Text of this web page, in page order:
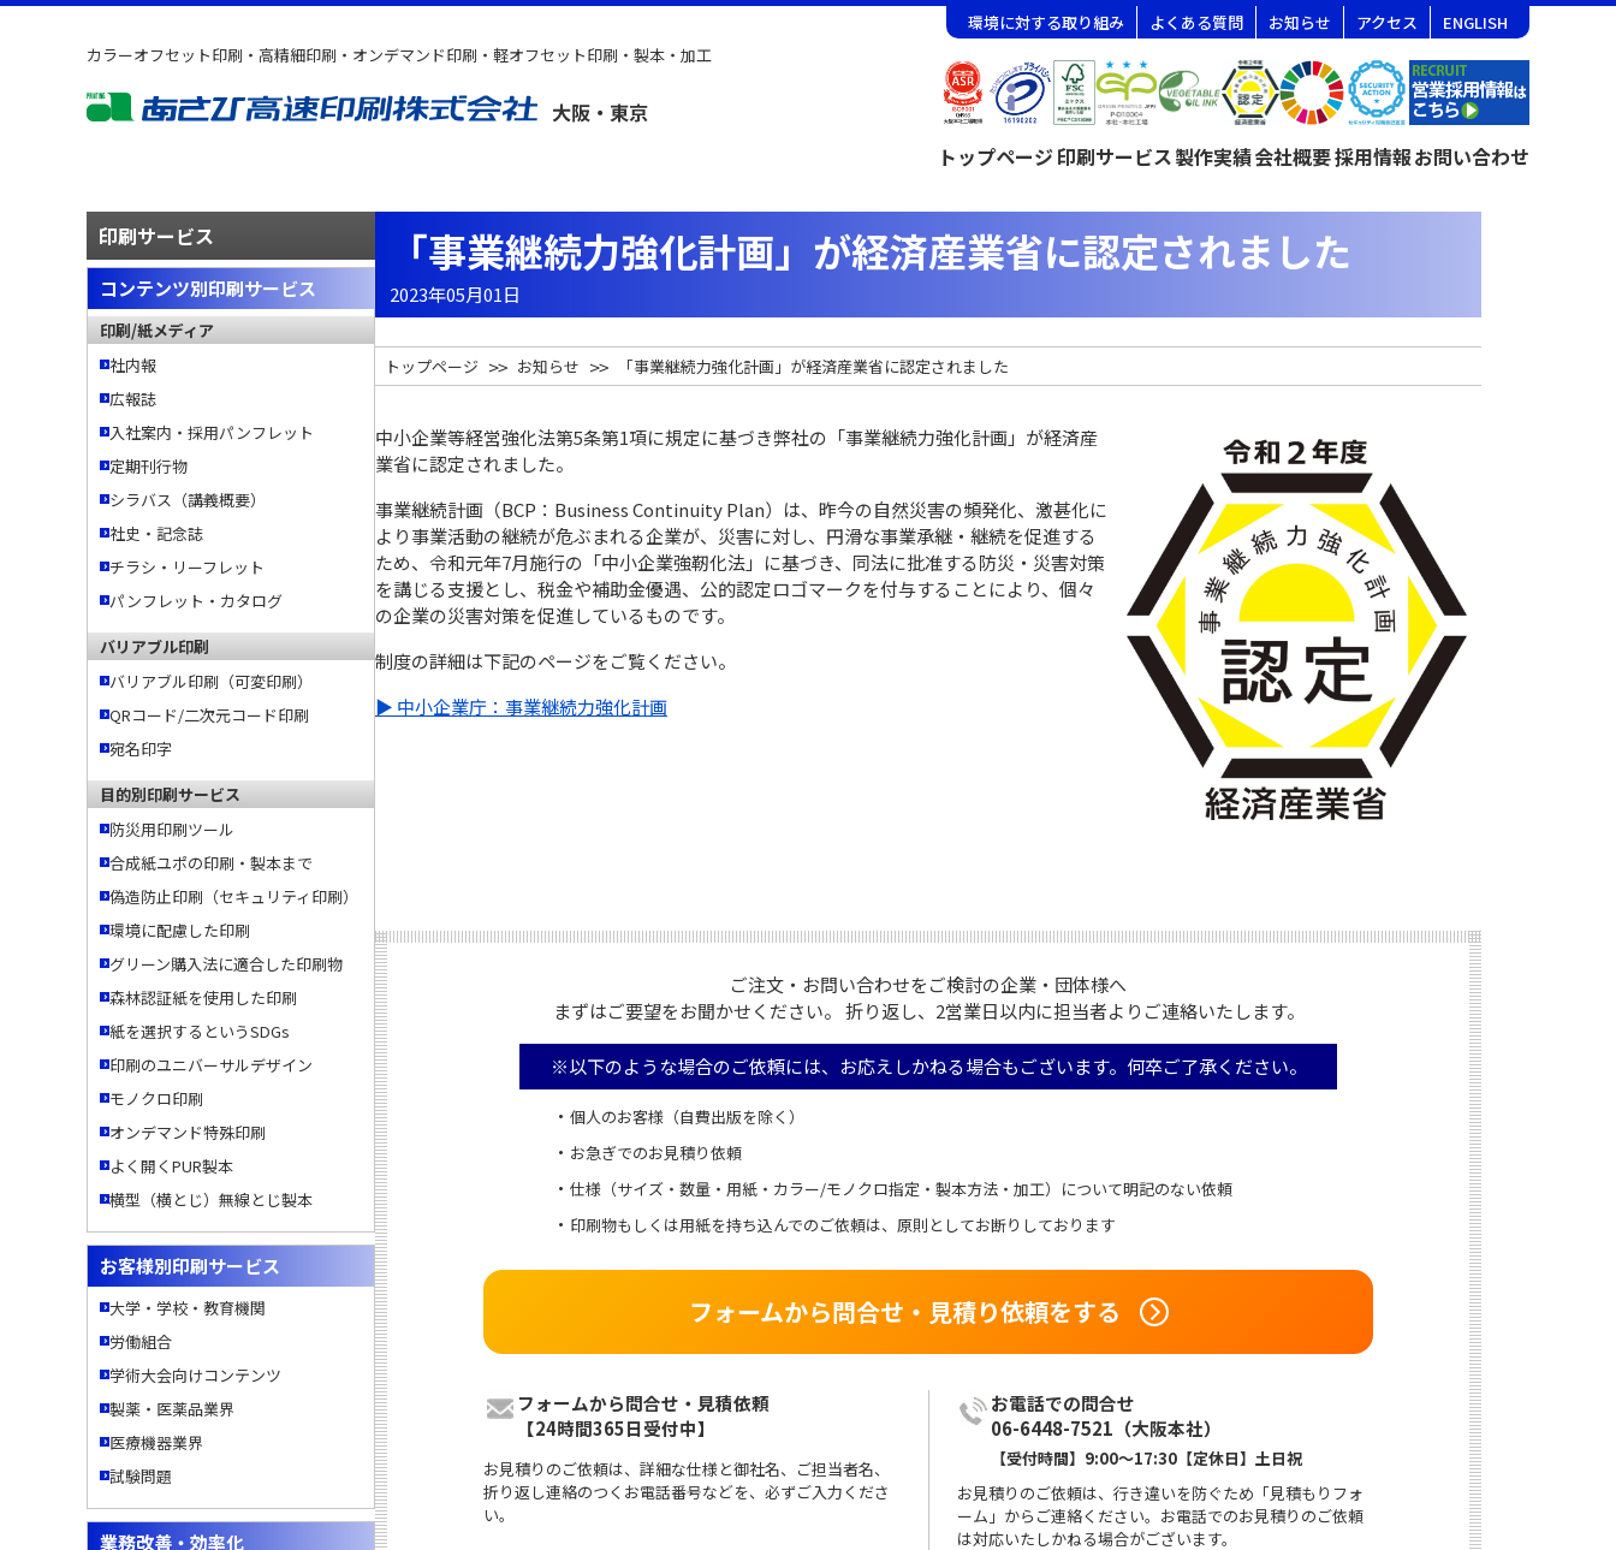
環境に対する取り組み よくある質問 お知らせ アクセス
ENGLISH
カラーオフセット印刷・高精細印刷・オンデマンド印刷・軽オフセット印刷・製本・加工
トップページ印刷サービス製作実績会社概要採用情報お問い合わせ
印刷サービス
コンテンツ別印刷サービス
バリアブル印刷
バリアブル印刷（可変印刷）
QRコード/二次元コード印刷
宛名印字
目的別印刷サービス
防災用印刷ツール
合成紙ユポの印刷・製本まで
偽造防止印刷（セキュリティ印刷）
環境に配慮した印刷
グリーン購入法に適合した印刷物
森林認証紙を使用した印刷
紙を選択するというSDGs
印刷のユニバーサルデザイン
モノクロ印刷
オンデマンド特殊印刷
よく開くPUR製本
横型（横とじ）無線とじ製本
印刷/紙メディア
社内報
広報誌
入社案内・採用パンフレット
定期刊行物
シラバス（講義概要）
社史・記念誌
チラシ・リーフレット
パンフレット・カタログ
お客様別印刷サービス
大学・学校・教育機関
労働組合
学術大会向けコンテンツ
製薬・医薬品業界
医療機器業界
試験問題
業務改善・効率化
「事業継続力強化計画」が経済産業省に認定されました
2023年05月01日
トップページ お知らせ 「事業継続力強化計画」が経済産業省に認定されました
中小企業等経営強化法第5条第1項に規定に基づき弊社の「事業継続力強化計画」が経済産
業省に認定されました。
事業継続計画（BCP：Business Continuity Plan）は、昨今の自然災害の頻発化、激甚化に
より事業活動の継続が危ぶまれる企業が、災害に対し、円滑な事業承継・継続を促進する
ため、令和元年7月施行の「中小企業強靭化法」に基づき、同法に批准する防災・災害対策
を講じる支援とし、税金や補助金優遇、公的認定ロゴマークを付与することにより、個々
の企業の災害対策を促進しているものです。
制度の詳細は下記のページをご覧ください。
▶ 中小企業庁：事業継続力強化計画
ご注文・お問い合わせをご検討の企業・団体様へ
まずはご要望をお聞かせください。 折り返し、2営業日以内に担当者よりご連絡いたします。
※以下のような場合のご依頼には、お応えしかねる場合もございます。何卒ご了承ください。
個人のお客様（自費出版を除く）
お急ぎでのお見積り依頼
仕様（サイズ・数量・用紙・カラー/モノクロ指定・製本方法・加工）について明記のない依頼
印刷物もしくは用紙を持ち込んでのご依頼は、原則としてお断りしております
フォームから問合せ・見積り依頼をする
フォームから問合せ・見積依頼
【24時間365日受付中】
お見積りのご依頼は、詳細な仕様と御社名、ご担当者名、
折り返し連絡のつくお電話番号などを、必ずご入力くださ
い。
06-6448-7521 （大阪本社）
【受付時間】9:00〜17:30【定休日】土日祝
お見積りのご依頼は、行き違いを防ぐため「見積もりフォ
ーム」からご連絡ください。お電話でのお見積りのご依頼
は対応いたしかねる場合がございます。